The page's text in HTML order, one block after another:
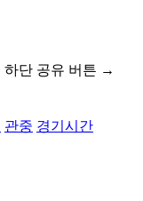
하단 공유 버튼 →
관중 경기시간